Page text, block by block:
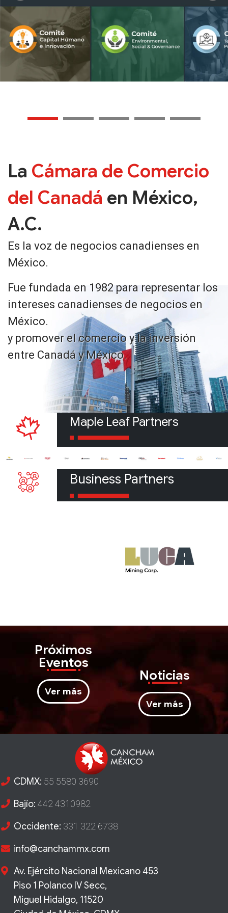
La Cámara de Comercio
del Canadá en México,
A.C.
Es la voz de negocios canadienses en
México.
Fue fundada en 1982 para representar los
intereses canadienses de negocios en
México.
y promover el comercio y la inversión
entre Canadá y México.
Maple Leaf Partners
Business Partners
Próximos
Eventos
Ver más
Noticias
Ver más
CDMX: 55 5580 3690
Bajío: 442 4310982
Occidente: 331 322 6738
info@canchammx.com
Av. Ejército Nacional Mexicano 453
Piso 1 Polanco IV Secc,
Miguel Hidalgo, 11520